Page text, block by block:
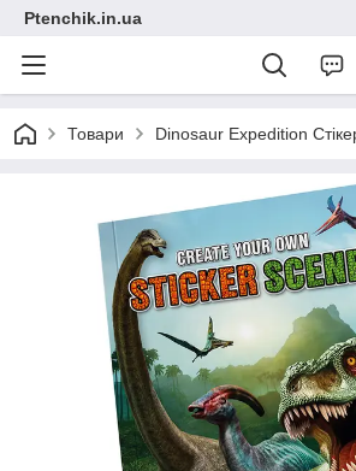
Ptenchik.in.ua
Товари Dinosaur Expedition